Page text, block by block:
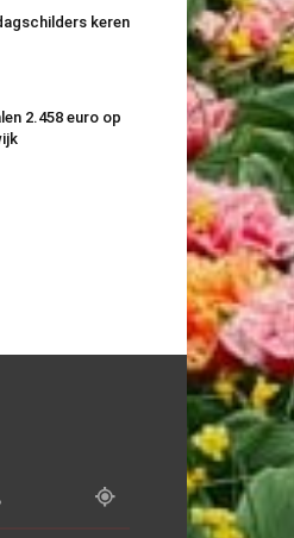
keren
2.458 euro op